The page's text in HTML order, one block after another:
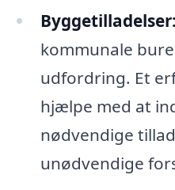
Byggetilladelser:
kommunale
udfordring. Et
hjælpe med at
nødvendige
unødvendige